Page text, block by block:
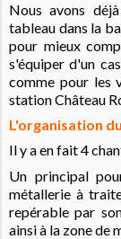
Nous avons
tableau dans la
pour mieux
s'équiper d'un
comme pour les
station Château
L'organisation
Il y a en fait 4
Un principal
métallerie à
repérable par
ainsi à la zone de